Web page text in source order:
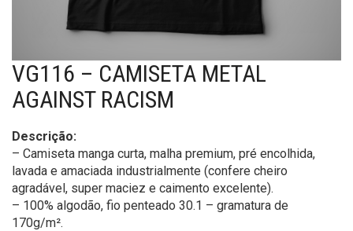
VG116 – CAMISETA METAL
AGAINST RACISM
Descrição:
– Camiseta manga curta, malha premium, pré encolhida,
lavada e amaciada industrialmente (confere cheiro
agradável, super maciez e caimento excelente).
– 100% algodão, fio penteado 30.1 – gramatura de
170g/m².